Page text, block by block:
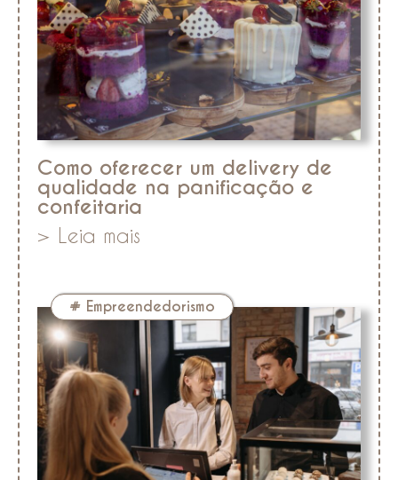
Como oferecer um delivery de
qualidade na panificação e
confeitaria
> Leia mais
# Empreendedorismo